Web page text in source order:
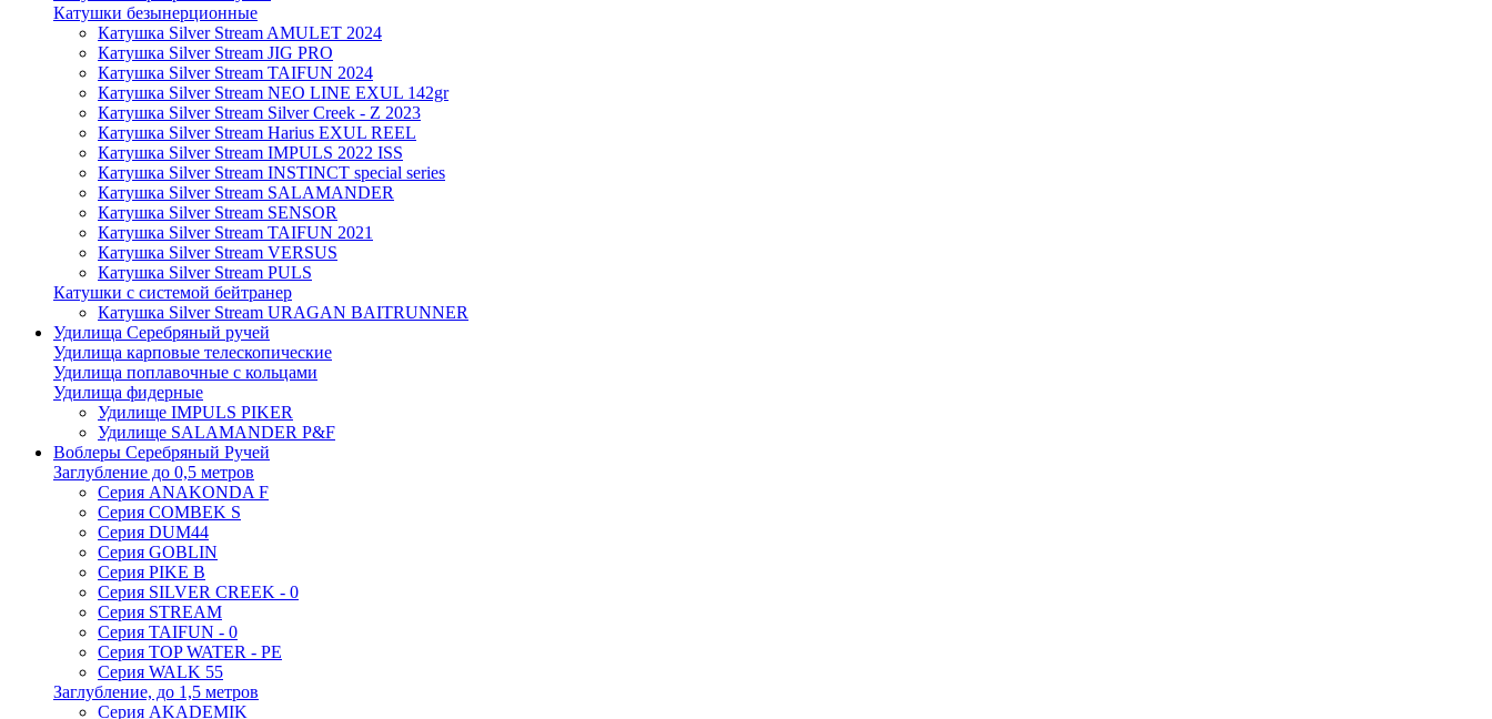
Катушки безынерционные
Катушка Silver Stream AMULET 2024
Катушка Silver Stream JIG PRO
Катушка Silver Stream TAIFUN 2024
Катушка Silver Stream NEO LINE EXUL 142gr
Катушка Silver Stream Silver Creek - Z 2023
Катушка Silver Stream Harius EXUL REEL
Катушка Silver Stream IMPULS 2022 ISS
Катушка Silver Stream INSTINCT special series
Катушка Silver Stream SALAMANDER
Катушка Silver Stream SENSOR
Катушка Silver Stream TAIFUN 2021
Катушка Silver Stream VERSUS
Катушка Silver Stream PULS
Катушки с системой бейтранер
Катушка Silver Stream URAGAN BAITRUNNER
Удилища Серебряный ручей
Удилища карповые телескопические
Удилища поплавочные с кольцами
Удилища фидерные
Удилище IMPULS PIKER
Удилище SALAMANDER P&F
Воблеры Серебряный Ручей
Заглубление до 0,5 метров
Серия ANAKONDA F
Серия COMBEK S
Серия DUM44
Серия GOBLIN
Серия PIKE B
Серия SILVER CREEK - 0
Серия STREAM
Серия TAIFUN - 0
Серия TOP WATER - PE
Серия WALK 55
Заглубление, до 1,5 метров
Серия AKADEMIK